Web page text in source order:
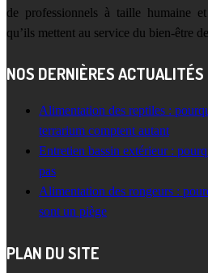
de professionnels à taille humaine
qu’ils mettent au service du bien-être
NOS DERNIÈRES ACTUALITÉS
Alimentation des reptiles :
terrarium comptent autant
Entretien bassin extérieur :
pas
Alimentation des rongeurs :
sont un piège
PLAN DU SITE